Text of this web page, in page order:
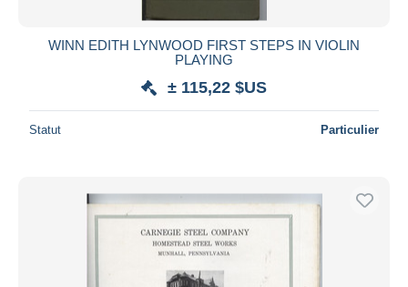
WINN EDITH LYNWOOD FIRST STEPS IN VIOLIN
PLAYING
± 115,22 $US
Statut Particulier